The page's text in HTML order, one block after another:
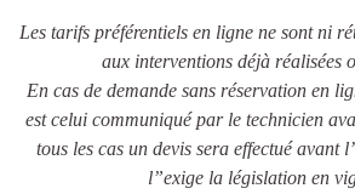
Les tarifs préférentiels en ligne ne sont ni
aux interventions déjà réalisées
En cas de demande sans réservation en
est celui communiqué par le technicien
tous les cas un devis sera effectué avant
l”exige la législation en